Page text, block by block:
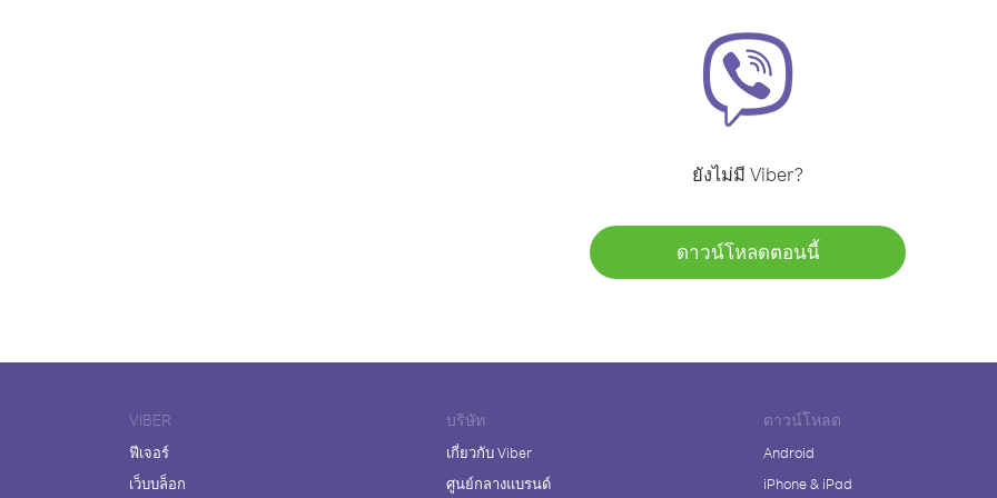
ยังไม่มี Viber?
ดาวน์โหลดตอนนี้
VIBER
ฟีเจอร์
เว็บบล็อก
บริษัท
เกี่ยวกับ Viber
ศูนย์กลางแบรนด์
ดาวน์โหลด
Android
iPhone & iPad